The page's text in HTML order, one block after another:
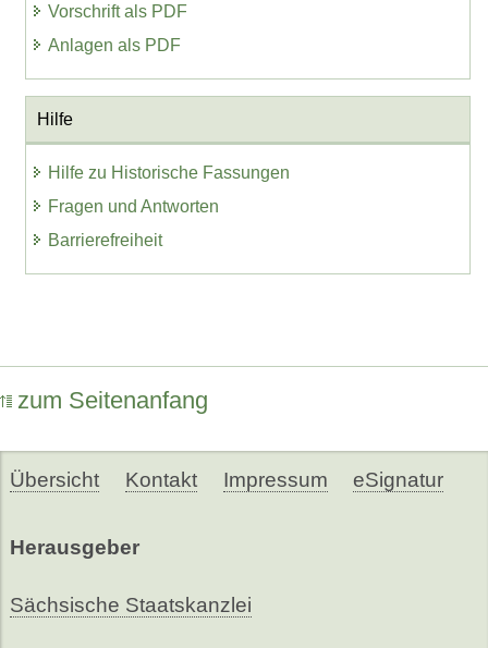
Vorschrift als PDF
Anlagen als PDF
Hilfe
Hilfe zu Historische Fassungen
Fragen und Antworten
Barrierefreiheit
zum Seitenanfang
Übersicht Kontakt Impressum eSignatur
Herausgeber
Sächsische Staatskanzlei